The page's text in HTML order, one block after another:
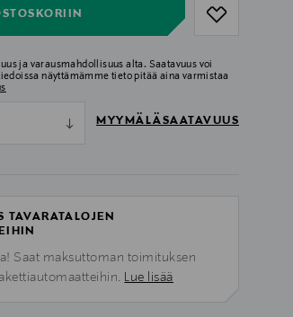
ja varausmahdollisuus alta. Saatavuus voi
näyttämämme tieto pitää aina varmistaa
MYYMÄLÄSAATAVUUS
TAVARATALOJEN
Saat maksuttoman toimituksen
Lue lisää